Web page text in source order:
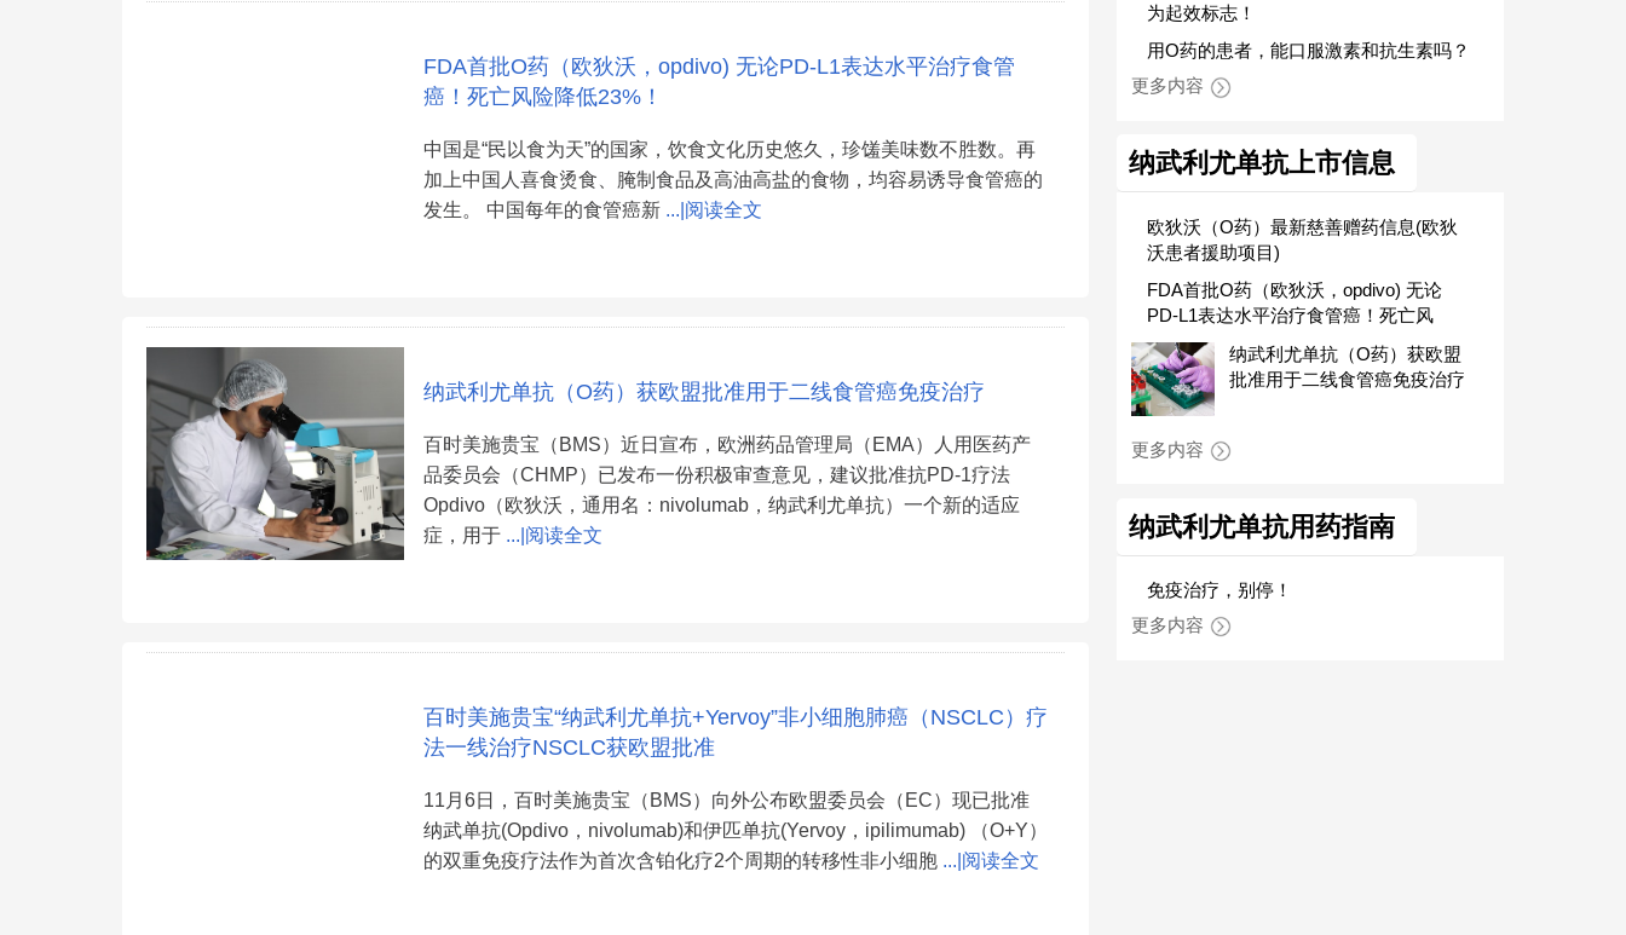
FDA首批O药（欧狄沃，opdivo) 无论PD-L1表达水平治疗食管
癌！死亡风险降低23%！
中国是“民以食为天”的国家，饮食文化历史悠久，珍馐美味数不胜数。再
加上中国人喜食烫食、腌制食品及高油高盐的食物，均容易诱导食管癌的
发生。 中国每年的食管癌新 ...|阅读全文
纳武利尤单抗（O药）获欧盟批准用于二线食管癌免疫治疗
百时美施贵宝（BMS）近日宣布，欧洲药品管理局（EMA）人用医药产
品委员会（CHMP）已发布一份积极审查意见，建议批准抗PD-1疗法
Opdivo（欧狄沃，通用名：nivolumab，纳武利尤单抗）一个新的适应
症，用于 ...|阅读全文
百时美施贵宝“纳武利尤单抗+Yervoy”非小细胞肺癌（NSCLC）疗
法一线治疗NSCLC获欧盟批准
11月6日，百时美施贵宝（BMS）向外公布欧盟委员会（EC）现已批准
纳武单抗(Opdivo，nivolumab)和伊匹单抗(Yervoy，ipilimumab) （O+Y）
的双重免疫疗法作为首次含铂化疗2个周期的转移性非小细胞 ...|阅读全文
为起效标志！
用O药的患者，能口服激素和抗生素吗？
更多内容
纳武利尤单抗上市信息
欧狄沃（O药）最新慈善赠药信息(欧狄
沃患者援助项目)
FDA首批O药（欧狄沃，opdivo) 无论
PD-L1表达水平治疗食管癌！死亡风
纳武利尤单抗（O药）获欧盟
批准用于二线食管癌免疫治疗
更多内容
纳武利尤单抗用药指南
免疫治疗，别停！
更多内容